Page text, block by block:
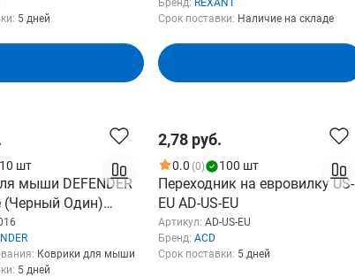
holder for rack
4 pcs for each
5 дней
Бренд: REXANT
Срок поставки: Наличие на складе
10 шт
мыши DEFENDER
(Черный Один)
прорезиненное
200x250x2мм)
Коврики для мыши
5 дней
2,78 руб.
0.0 (0) 100 шт
Переходник на евровилку US-
EU AD-US-EU
Артикул: AD-US-EU
Бренд: ACD
Срок поставки: 5 дней